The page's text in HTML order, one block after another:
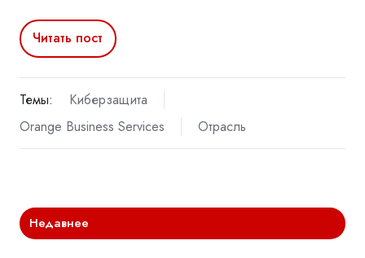
Читать пост
Темы:
Киберзащита
Orange Business Services
Отрасль
Недавнее